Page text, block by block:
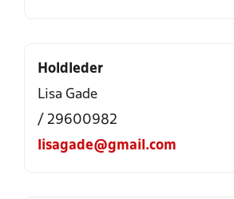
Holdleder
Lisa Gade
/ 29600982
lisagade@gmail.com